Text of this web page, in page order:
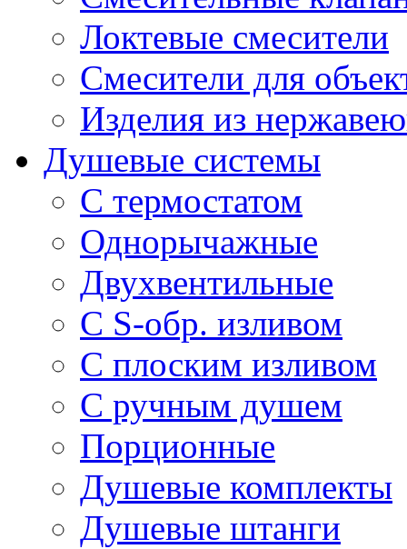
Локтевые смесители
Смесители для
Изделия из
Душевые системы
С термостатом
Однорычажные
Двухвентильные
С S-обр. изливом
С плоским изливом
С ручным душем
Порционные
Душевые комплекты
Душевые штанги